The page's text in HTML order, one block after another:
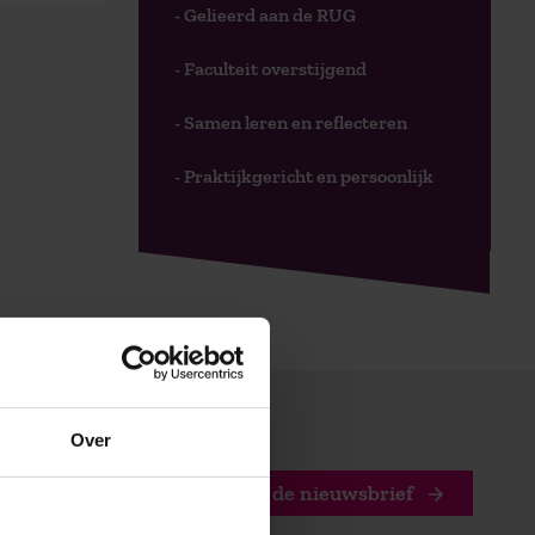
Over
- Gelieerd aan de RUG
- Faculteit overstijgend
- Samen leren en reflecteren
- Praktijkgericht en persoonlijk
Stuur mij de nieuwsbrief